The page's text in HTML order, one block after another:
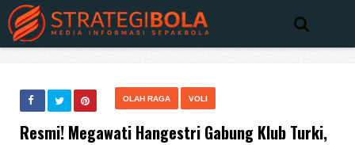
OLAH RAGA VOLI
Resmi! Megawati Hangestri Gabung Klub Turki,